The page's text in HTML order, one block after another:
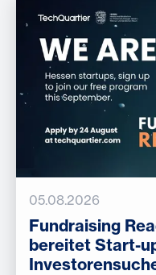
05.08.2026
Fundraising
bereitet Start-